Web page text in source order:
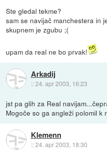
Ste gledal tekme?
sam se navijač manchestera in
skupnem je zgubu ;(
upam da real ne bo prvak!
Arkadij
::24. apr 2003, 16:23
jst pa glih za Real
Mogoče so ga angleži polomil k
Klemenn
::24. apr 2003, 18:30